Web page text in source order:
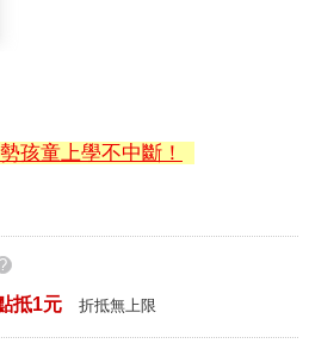
孩童上學不中斷！
?
抵1元 折抵無上限